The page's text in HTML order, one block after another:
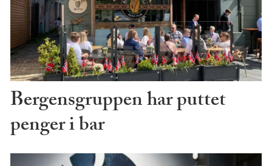
Bergensgruppen har puttet
penger i bar